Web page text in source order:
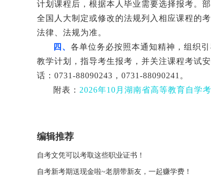
计划课程后，根据本人毕业需要选择报考。
全国人大制定或修改的法规列入相应课程的
法律、法规为准。
四、 各单位务必按照本通知精神，组织
教学计划，指导考生报考，并关注课程考试
话： 0731-88090243 ， 0731-88090241 。
附表： 2026年10 月湖南省高等教育自学
编辑推荐
自考文凭可以考取这些职业证书！
自考新考期送现金啦~老朋带新友，一起赚学费！